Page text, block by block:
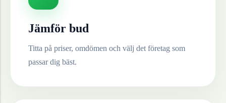
Jämför bud
Titta på priser, omdömen och välj det företag som
passar dig bäst.